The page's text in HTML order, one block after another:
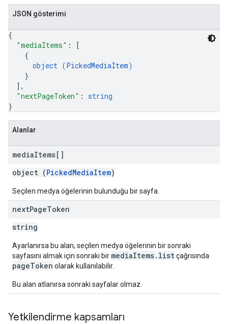
JSON gösterimi
{
"mediaItems" :
[
{
object (PickedMediaItem)
}
] ,
"nextPageToken" : string
}
Alanlar
mediaItems[]
object (PickedMediaItem)
Seçilen medya öğelerinin bulunduğu bir sayfa.
nextPageToken
string
Ayarlanırsa bu alan, seçilen medya öğelerinin bir sonraki
sayfasını almak için sonraki bir mediaItems.listçağrısında
pageToken olarak kullanılabilir.
Bu alan atlanırsa sonraki sayfalar olmaz.
Yetkilendirme kapsamları